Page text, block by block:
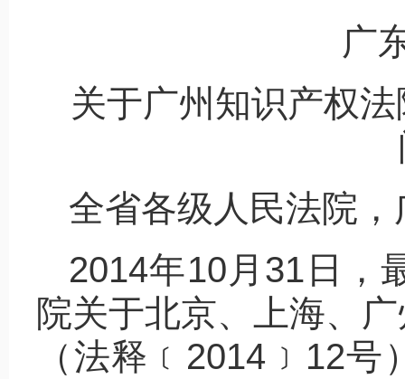
广
关于广州知识产权
全省各级人民法院
2014年10月31日，
院关于北京、上海、
（法释﹝2014﹞12